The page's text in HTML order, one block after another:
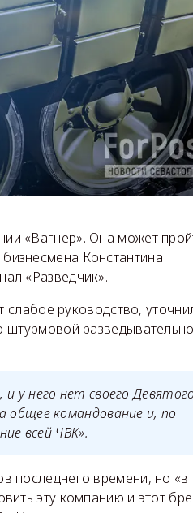
«Вагнер». Она может
Константина
«Разведчик».
слабое руководство,
штурмовой
у него нет своего
командование и, по
всей ЧВК».
последнего времени, но «в
эту компанию и этот